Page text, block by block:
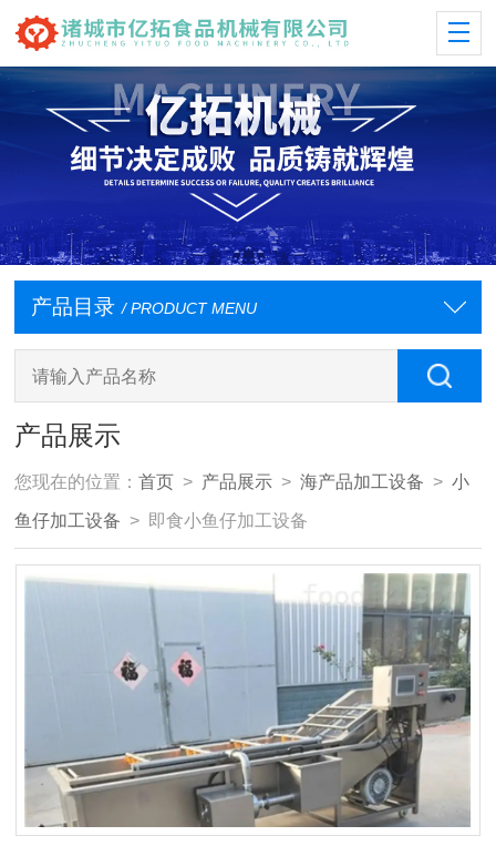
产品目录 / PRODUCT MENU
产品展示
您现在的位置：首页 > 产品展示 >海产品加工设备 >小
鱼仔加工设备 > 即食小鱼仔加工设备